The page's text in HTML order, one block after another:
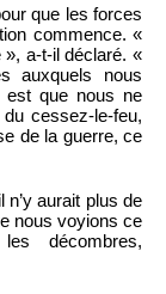
que les forces
commence. «
a-t-il déclaré. «
auxquels nous
est que nous ne
cessez-le-feu,
de la guerre, ce
aurait plus de
nous voyions ce
décombres,